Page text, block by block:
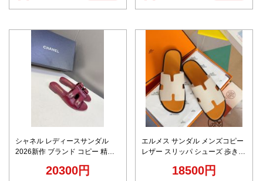
シャネル レディースサンダル
2026新作 ブランド コピー 精密
感仕上げ 高評価レビュー多数 安
20300円
エルメス サンダル メンズコピー
レザー スリッパ シューズ 歩きや
18500円